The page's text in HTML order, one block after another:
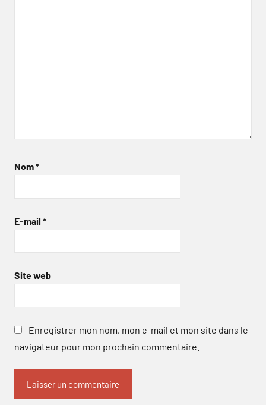
Nom*
E-mail *
Site web
Enregistrer mon nom, mon e-mail et mon site dans le
navigateur pour mon prochain commentaire.